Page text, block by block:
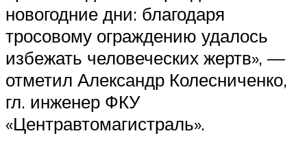
новогодние дни: благодаря
тросовому ограждению удалось
избежать человеческих жертв», —
отметил Александр Колесниченко,
гл. инженер ФКУ
«Центравтомагистраль».